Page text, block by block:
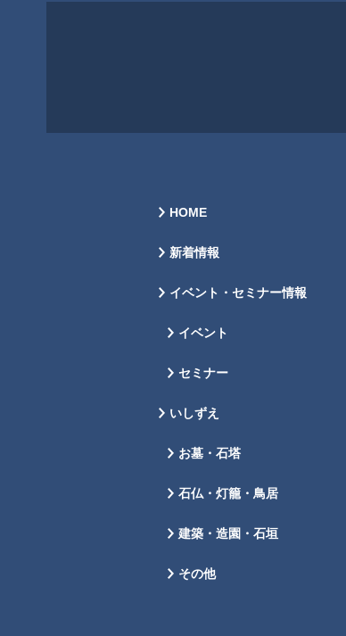
HOME
新着情報
イベント・セミナー情報
イベント
セミナー
いしずえ
お墓・石塔
石仏・灯籠・鳥居
建築・造園・石垣
その他